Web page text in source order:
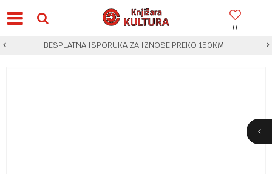
0
BESPLATNA ISPORUKA ZA IZNOSE PREKO 150KM!